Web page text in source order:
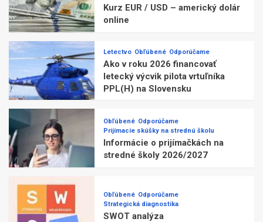
Kurz EUR / USD – americký dolár
online
Letectvo Obľúbené Odporúčame
Ako v roku 2026 financovať
letecký výcvik pilota vrtuľníka
PPL(H) na Slovensku
Obľúbené Odporúčame
Prijímacie skúšky na strednú školu
Informácie o prijímačkách na
stredné školy 2026/2027
Obľúbené Odporúčame
Strategická diagnostika
SWOT analýza